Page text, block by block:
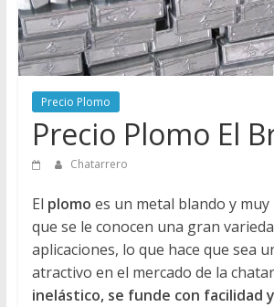
de
Chatarreros
para
vender
Chatarra
Precio Plomo
Precio Plomo El
Chatarrero
El plomo es un metal blando y muy
que se le conocen una gran
aplicaciones, lo que hace que sea
atractivo en el mercado de la
inelástico, se funde con facilidad